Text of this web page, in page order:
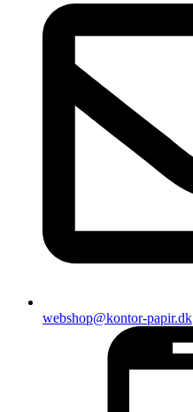
webshop@kontor-papir.dk